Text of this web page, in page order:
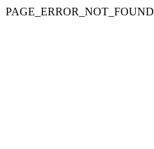
PAGE_ERROR_NOT_FOUND